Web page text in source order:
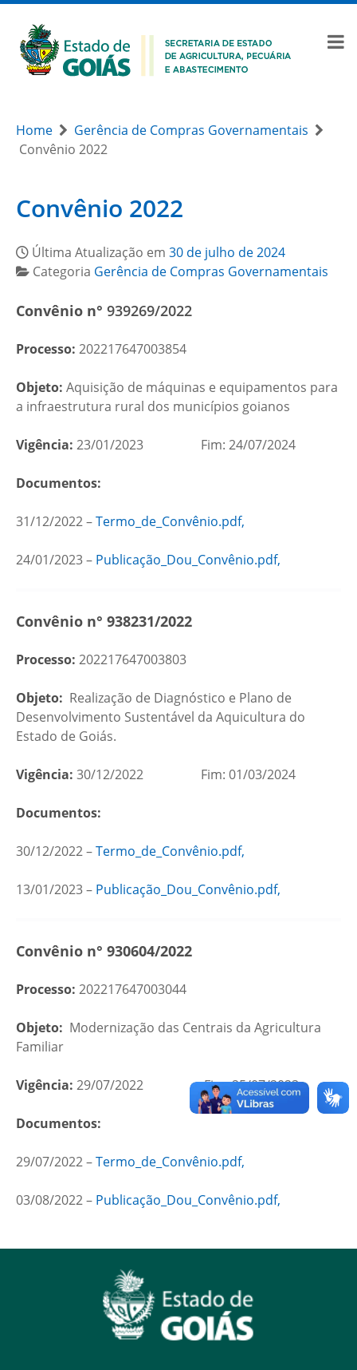
Home
Gerência de Compras Governamentais
Convênio 2022
Convênio 2022
Última Atualização em 30 de julho de 2024
Categoria Gerência de Compras Governamentais
Convênio n° 939269/2022
Processo: 202217647003854
Objeto: Aquisição de máquinas e equipamentos para
a infraestrutura rural dos municípios goianos
Vigência: 23/01/2023 Fim: 24/07/2024
Documentos:
31/12/2022 –Termo_de_Convênio.pdf,
24/01/2023 – Publicação_Dou_Convênio.pdf,
Convênio n° 938231/2022
Processo: 202217647003803
Objeto: Realização de Diagnóstico e Plano de
Desenvolvimento Sustentável da Aquicultura do
Estado de Goiás.
Vigência: 30/12/2022 Fim: 01/03/2024
Documentos:
30/12/2022 –Termo_de_Convênio.pdf,
13/01/2023 – Publicação_Dou_Convênio.pdf,
Convênio n° 930604/2022
Processo: 202217647003044
Objeto: Modernização das Centrais da Agricultura
Familiar
Vigência: 29/07/2022 Fim: 25/07/2023
Documentos:
29/07/2022 –Termo_de_Convênio.pdf,
03/08/2022 – Publicação_Dou_Convênio.pdf,